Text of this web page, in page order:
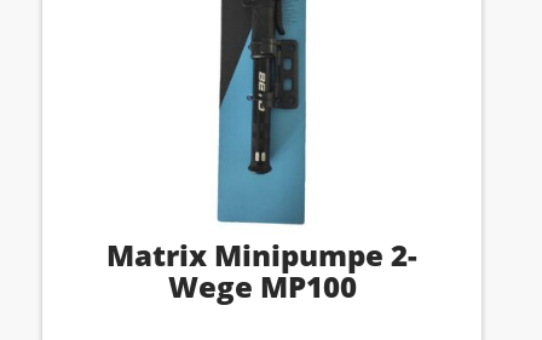
Matrix Minipumpe 2-
Wege MP100